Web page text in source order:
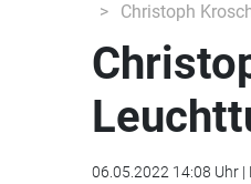
Christoph
06.05.2022 14:08 Uhr |